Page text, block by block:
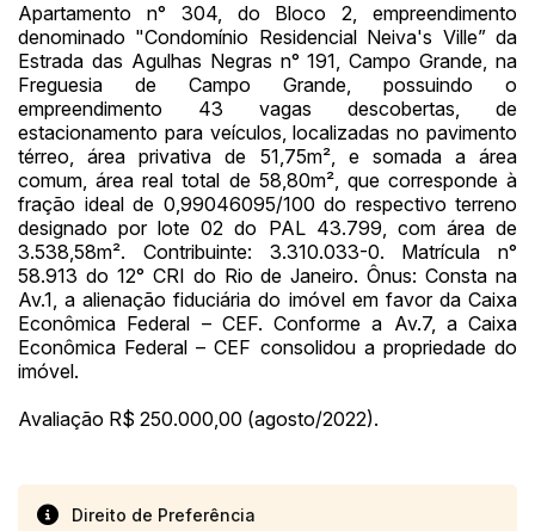
Apartamento n° 304, do Bloco 2, empreendimento
denominado "Condomínio Residencial Neiva's Ville” da
Estrada das Agulhas Negras n° 191, Campo Grande, na
Freguesia de Campo Grande, possuindo o
empreendimento 43 vagas descobertas, de
estacionamento para veículos, localizadas no pavimento
térreo, área privativa de 51,75m², e somada a área
comum, área real total de 58,80m², que corresponde à
fração ideal de 0,99046095/100 do respectivo terreno
designado por lote 02 do PAL 43.799, com área de
3.538,58m². Contribuinte: 3.310.033-0. Matrícula n°
58.913 do 12° CRI do Rio de Janeiro. Ônus: Consta na
Av.1, a alienação fiduciária do imóvel em favor da Caixa
Econômica Federal – CEF. Conforme a Av.7, a Caixa
Econômica Federal – CEF consolidou a propriedade do
imóvel.
Avaliação R$ 250.000,00 (agosto/2022).
Direito de Preferência
14/04/2025 18:43:11 TIAGOFELIPE R$ 1,00
14/04/2025 18:43:11 TIAGOFELIPE R$ 1,00
14/04/2025 18:43:11 TIAGOFELIPE R$ 1,00
Clique aqui para fazer login